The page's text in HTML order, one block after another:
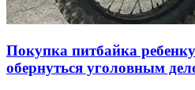
Покупка питбайка
обернуться уголовным